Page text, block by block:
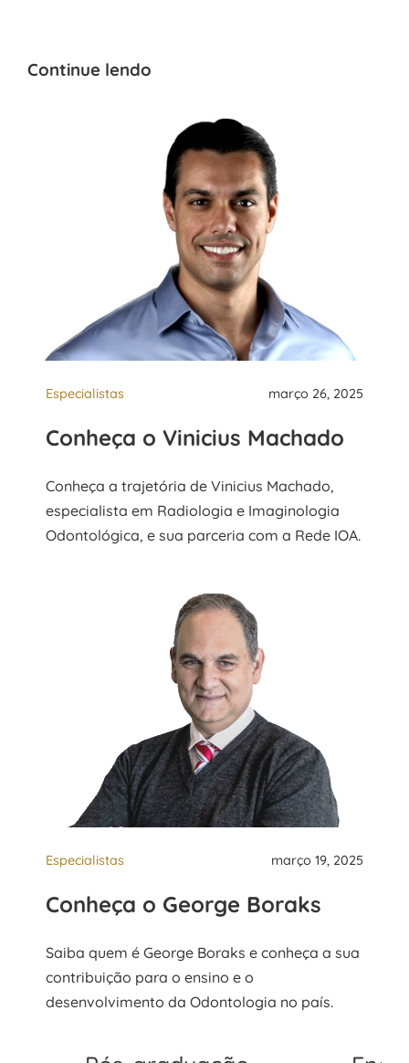
Continue lendo
Especialistas março 26, 2025
Conheça o Vinicius Machado
Conheça a trajetória de Vinicius Machado,
especialista em Radiologia e Imaginologia
Odontológica, e sua parceria com a Rede IOA.
Especialistas março 19, 2025
Conheça o George Boraks
Saiba quem é George Boraks e conheça a sua
contribuição para o ensino e o
desenvolvimento da Odontologia no país.